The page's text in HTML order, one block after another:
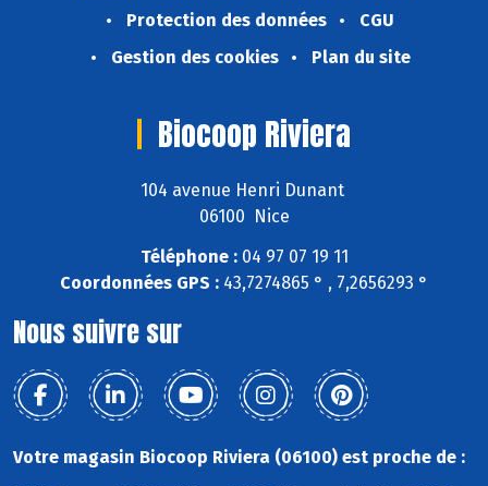
Protection des données
CGU
Gestion des cookies
Plan du site
Biocoop Riviera
104 avenue Henri Dunant
06100 Nice
Téléphone :04 97 07 19 11
Coordonnées GPS : 43,7274865 ° , 7,2656293 °
Nous suivre sur
Votre magasin Biocoop Riviera (06100) est proche de :